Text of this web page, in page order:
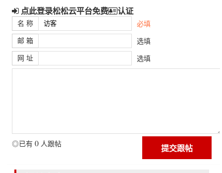
点此登录松松云平台免费 认证
名 称 必填
邮 箱 选填
网 址 选填
◎已有 0 人跟帖